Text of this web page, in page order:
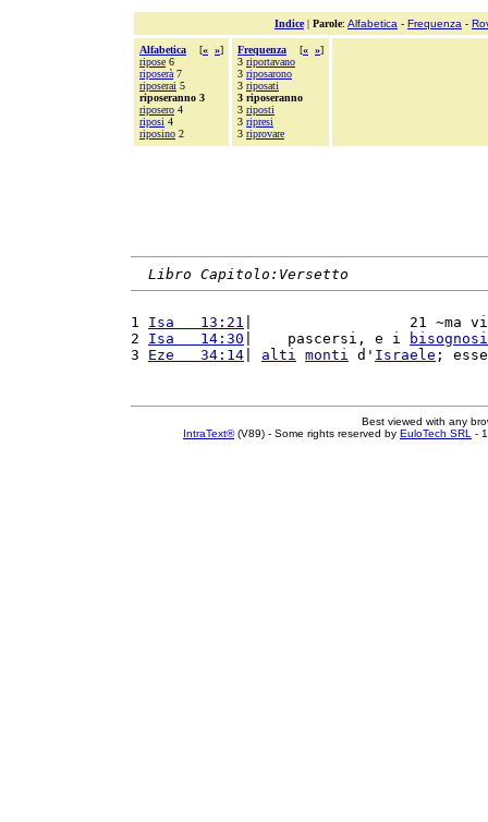
Indice| Parole: Alfabetica - Frequenza -
Alfabetica [« »]
ripose 6
riposerà 7
riposerai 5
riposeranno 3
riposero 4
riposi 4
riposino 2
Frequenza [« »]
3 riportavano
3 riposarono
3 riposati
3 riposeranno
3 riposti
3 ripresi
3 riprovare
Libro Capitolo:Versetto
1 Isa   13:21 |                  21 ~ma
2 Isa   14:30 |    pascersi, e i
bisognosi
3 Eze   34:14 alti monti d' Israele ;
Best viewed with any
IntraText®(V89) - Some rights reserved by EuloTech SRL -